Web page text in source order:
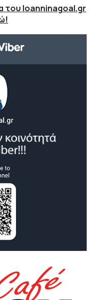
του Ioanninagoal.gr